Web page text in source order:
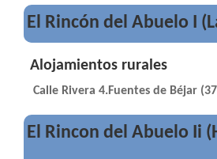
El Rincón del Abuelo I
Alojamientos rurales
Calle Rivera 4.Fuentes de Béjar
El Rincon del Abuelo Ii